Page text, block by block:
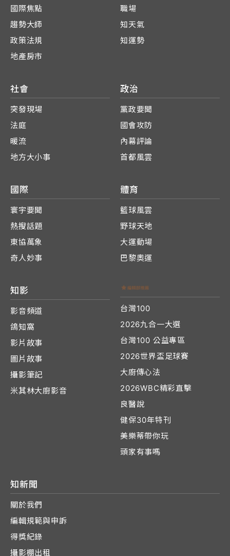
國際焦點
趨勢大師
政策法規
地產房市
職場
知天氣
知運勢
社會
突發現場
法庭
暖流
地方大小事
政治
黨政要聞
國會攻防
內幕評論
首都風雲
國際
寰宇要聞
熱搜話題
東協萬象
奇人妙事
體育
籃球風雲
野球天地
大運動場
巴黎奧運
知影
影音頻道
鴿知窩
影片故事
圖片故事
攝影筆記
米其林大廚影音
台灣100
2026九合一大選
台灣100 公益專區
2026世界盃足球賽
大廚傳心法
2026WBC精彩直擊
良醫說
健保30年特刊
美樂蒂帶你玩
頭家有事嗎
知新聞
關於我們
編輯規範與申訴
得獎紀錄
攝影棚出租